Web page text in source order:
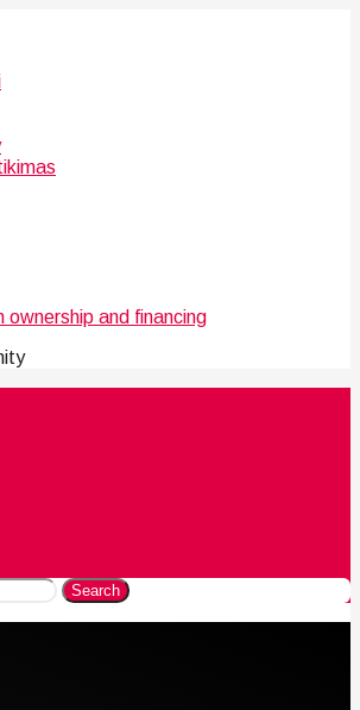
ownership and financing
Search